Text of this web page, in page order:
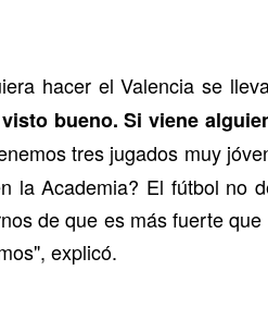
hacer el Valencia se
bueno. Si viene
tres jugados muy
la Academia? El fútbol no
de que es más fuerte
explicó.